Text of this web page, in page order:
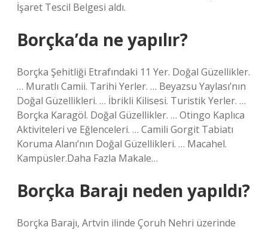
İşaret Tescil Belgesi aldı.
Borçka’da ne yapılır?
Borçka Şehitliği Etrafındaki 11 Yer. Doğal Güzellikler.
… Muratlı Camii. Tarihi Yerler. … Beyazsu Yaylası’nın
Doğal Güzellikleri. … İbrikli Kilisesi. Turistik Yerler. …
Borçka Karagöl. Doğal Güzellikler. … Otingo Kaplıca
Aktiviteleri ve Eğlenceleri. … Camili Gorgit Tabiatı
Koruma Alanı’nın Doğal Güzellikleri. … Macahel.
Kampüsler.Daha Fazla Makale…
Borçka Barajı neden yapıldı?
Borçka Barajı, Artvin ilinde Çoruh Nehri üzerinde